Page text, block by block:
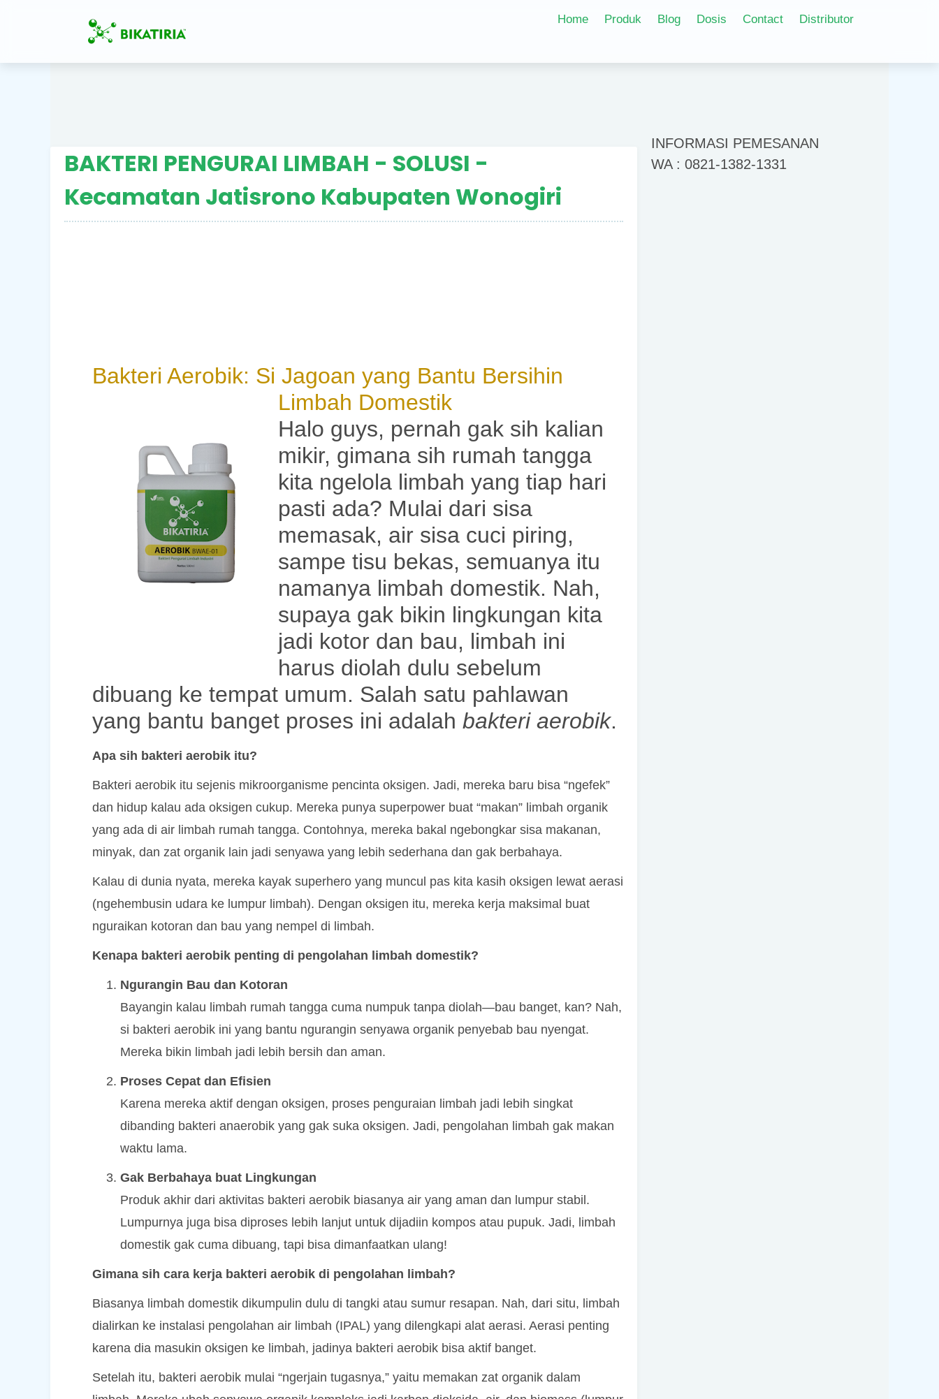
Home Produk Blog Dosis Contact Distributor
BAKTERI PENGURAI LIMBAH - SOLUSI -
Kecamatan Jatisrono Kabupaten Wonogiri
Bakteri Aerobik: Si Jagoan yang Bantu Bersihin
Limbah Domestik
Halo guys, pernah gak sih kalian
mikir, gimana sih rumah tangga
kita ngelola limbah yang tiap hari
pasti ada? Mulai dari sisa
memasak, air sisa cuci piring,
sampe tisu bekas, semuanya itu
namanya limbah domestik. Nah,
supaya gak bikin lingkungan kita
jadi kotor dan bau, limbah ini
harus diolah dulu sebelum
dibuang ke tempat umum. Salah satu pahlawan
yang bantu banget proses ini adalah bakteri aerobik.
Apa sih bakteri aerobik itu?
Bakteri aerobik itu sejenis mikroorganisme pencinta oksigen. Jadi, mereka baru bisa “ngefek”
dan hidup kalau ada oksigen cukup. Mereka punya superpower buat “makan” limbah organik
yang ada di air limbah rumah tangga. Contohnya, mereka bakal ngebongkar sisa makanan,
minyak, dan zat organik lain jadi senyawa yang lebih sederhana dan gak berbahaya.
Kalau di dunia nyata, mereka kayak superhero yang muncul pas kita kasih oksigen lewat aerasi
(ngehembusin udara ke lumpur limbah). Dengan oksigen itu, mereka kerja maksimal buat
nguraikan kotoran dan bau yang nempel di limbah.
Kenapa bakteri aerobik penting di pengolahan limbah domestik?
Ngurangin Bau dan Kotoran
Bayangin kalau limbah rumah tangga cuma numpuk tanpa diolah—bau banget, kan? Nah,
si bakteri aerobik ini yang bantu ngurangin senyawa organik penyebab bau nyengat.
Mereka bikin limbah jadi lebih bersih dan aman.
Proses Cepat dan Efisien
Karena mereka aktif dengan oksigen, proses penguraian limbah jadi lebih singkat
dibanding bakteri anaerobik yang gak suka oksigen. Jadi, pengolahan limbah gak makan
waktu lama.
Gak Berbahaya buat Lingkungan
Produk akhir dari aktivitas bakteri aerobik biasanya air yang aman dan lumpur stabil.
Lumpurnya juga bisa diproses lebih lanjut untuk dijadiin kompos atau pupuk. Jadi, limbah
domestik gak cuma dibuang, tapi bisa dimanfaatkan ulang!
Gimana sih cara kerja bakteri aerobik di pengolahan limbah?
Biasanya limbah domestik dikumpulin dulu di tangki atau sumur resapan. Nah, dari situ, limbah
dialirkan ke instalasi pengolahan air limbah (IPAL) yang dilengkapi alat aerasi. Aerasi penting
karena dia masukin oksigen ke limbah, jadinya bakteri aerobik bisa aktif banget.
Setelah itu, bakteri aerobik mulai “ngerjain tugasnya,” yaitu memakan zat organik dalam
INFORMASI PEMESANAN
WA : 0821-1382-1331